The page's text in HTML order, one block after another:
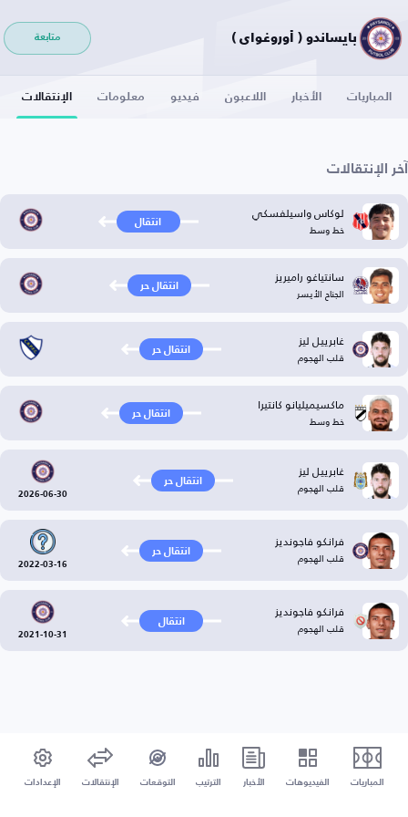
بايساندو ( أوروغواي ) متابعة
المباريات الأخبار اللاعبون فيديو معلومات الإنتقالات
آخر الإنتقالات
لوكاس واسيلفسكي
خط وسط انتقال
سانتياغو راميريز
الجناح الأيسر انتقال حر
غابرييل ليز
قلب الهجوم انتقال حر
ماكسيميليانو كانتيرا
خط وسط انتقال حر
غابرييل ليز
قلب الهجوم انتقال حر
2026-06-30
فرانكو فاجونديز
قلب الهجوم انتقال حر
2022-03-16
فرانكو فاجونديز
قلب الهجوم انتقال
2021-10-31
المباريات الفيديوهات الأخبار الترتيب التوقعات الإنتقالات الإعدادات